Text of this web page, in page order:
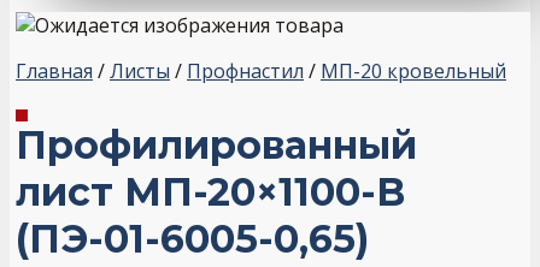
Главная /Листы / Профнастил / МП-20 кровельный
Профилированный
лист МП-20×1100-B
(ПЭ-01-6005-0,65)